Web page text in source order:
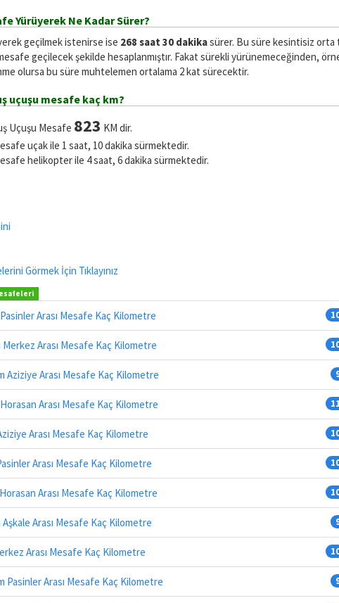
Yürüyerek Ne Kadar Sürer?
geçilmek istenirse ise 268 saat 30 dakikasürer. Bu süre kesintisiz orta
geçilecek şekilde hesaplanmıştır. Fakat sürekli yürünemeceğinden,
olursa bu süre muhtelemen ortalama 2 kat sürecektir.
uçuşu mesafe kaç km?
Uçuşu Mesafe 823 KM dir.
uçak ile 1 saat, 10 dakika sürmektedir.
helikopter ile 4 saat, 6 dakika sürmektedir.
Görmek İçin Tıklayınız
Arası Mesafe Kaç Kilometre
Arası Mesafe Kaç Kilometre
Arası Mesafe Kaç Kilometre
Arası Mesafe Kaç Kilometre
Arası Mesafe Kaç Kilometre
Arası Mesafe Kaç Kilometre
Arası Mesafe Kaç Kilometre
Arası Mesafe Kaç Kilometre
Arası Mesafe Kaç Kilometre
Arası Mesafe Kaç Kilometre